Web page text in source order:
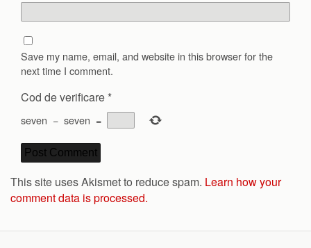
Save my name, email, and website in this browser for the
next time I comment.
Cod de verificare *
seven − seven =
This site uses Akismet to reduce spam. Learn how your
comment data is processed.